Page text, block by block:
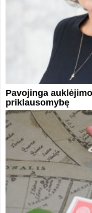
Pavojinga
priklausomybę